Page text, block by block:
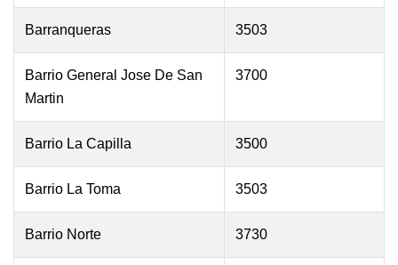
Barranqueras 3503
Barrio General Jose De San
Martin
3700
Barrio La Capilla 3500
Barrio La Toma 3503
Barrio Norte 3730